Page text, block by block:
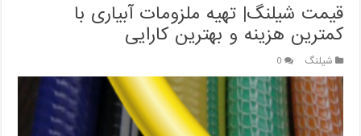
قیمت شیلنگ| تهیه ملزومات آبیاری با
کمترین هزینه و بهترین کارایی
شیلنگ 0